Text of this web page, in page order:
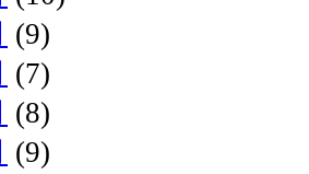
(9)
(7)
(8)
(9)